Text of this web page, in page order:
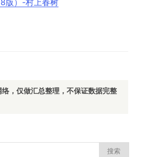
，仅做汇总整理，不保证数据完整